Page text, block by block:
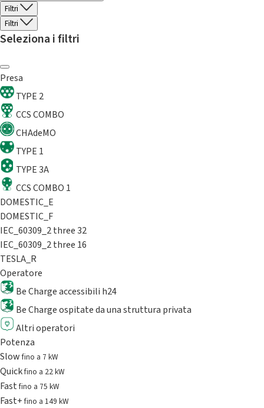
Filtri
Filtri
Seleziona i filtri
Presa
TYPE 2
CCS COMBO
CHAdeMO
TYPE 1
TYPE 3A
CCS COMBO 1
DOMESTIC_E
DOMESTIC_F
IEC_60309_2 three 32
IEC_60309_2 three 16
TESLA_R
Operatore
Be Charge accessibili h24
Be Charge ospitate da una struttura privata
Altri operatori
Potenza
Slowfino a 7 kW
Quickfino a 22 kW
Fastfino a 75 kW
Fast+fino a 149 kW